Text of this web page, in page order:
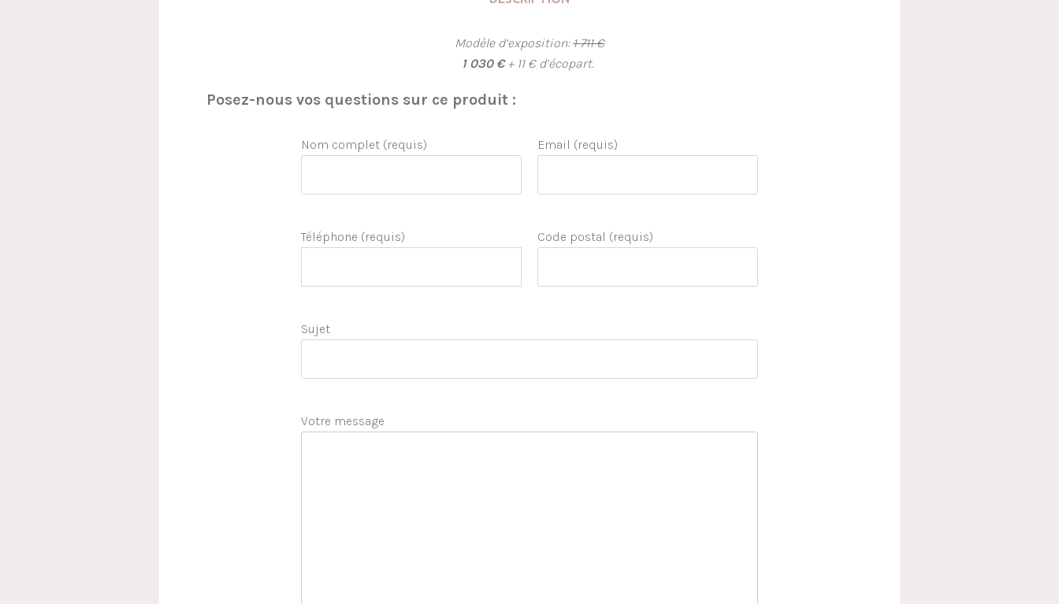
Modèle d’exposition:1 711 €
1 030 €+ 11 € d’écopart.
Posez-nous vos questions sur ce produit :
Nom complet (requis) Email (requis)
Téléphone (requis) Code postal (requis)
Sujet
Votre message